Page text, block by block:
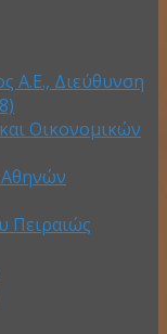
Α.Ε., Διεύθυνση
Οικονομικών
Αθηνών
Πειραιώς